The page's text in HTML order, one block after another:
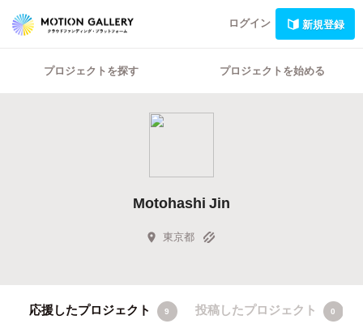
ログイン 新規登録
プロジェクトを探す プロジェクトを始める
Motohashi Jin
東京都
応援したプロジェクト 9 投稿したプロジェクト 0